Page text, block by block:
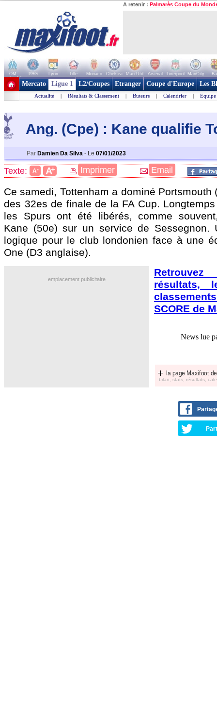
A retenir : Palmarès Coupe du
OM PSG Lyon Lille Monaco Chelsea Man Utd Arsenal Liverpool ManCity
+ de clubs
Mercato Ligue 1 L2/Coupes Etranger Coupe d'Europe Les
Actualité | Résultats & Classement | Buteurs | Calendrier | Equipe
Ang. (Cpe) : Kane qualifie
Par Damien Da Silva - Le 07/01/2023
Texte: A- A+ Imprimer Email
Ce samedi, Tottenham a dominé Portsmouth
des 32es de finale de la FA Cup.
les Spurs ont été libérés, comme
Kane (50e) sur un service de Sessegnon.
logique pour le club londonien face à une
One (D3 anglaise).
emplacement publicitaire
résultats,
SCORE de
News lue
la page Maxifoot
bilan, stats, résultats,